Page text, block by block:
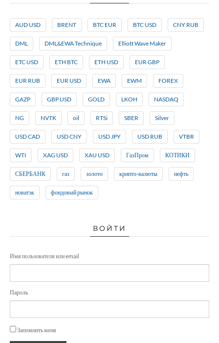
AUD USD BRENT BTC EUR BTC USD CNY RUB
DML DML&EWA Technique Elliott Wave Maker
ETC USD ETH BTC ETH USD EUR GBP
EUR RUB EUR USD EWA EWM FOREX
GAZP GBP USD GOLD LKOH NASDAQ
NG NVTK oil RTSi SBER Silver
USD CAD USD CNY USD JPY USD RUB VTBR
WTI XAG USD XAU USD ГазПром КОТИКИ
СБЕРБАНК газ золото крипто-валюты нефть
новатэк фондовый рынок
ВОЙТИ
Имя пользователя или email
Пароль
Запомнить меня